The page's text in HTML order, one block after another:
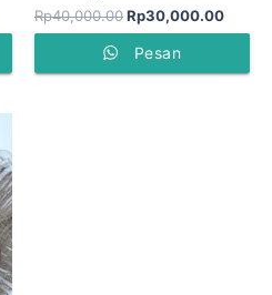
Rp40,000.00Rp30,000.00
Pesan